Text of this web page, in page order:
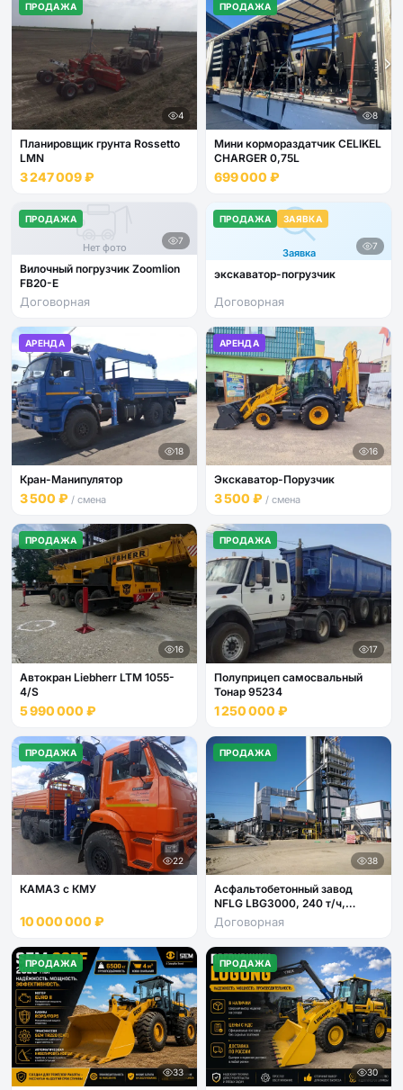
ПРОДАЖА
4
Планировщик грунта Rossetto
LMN
3 247 009 ₽
ПРОДАЖА
8
Мини кормораздатчик CELIKEL
CHARGER 0,75L
699 000 ₽
Нет фото
ПРОДАЖА
7
Вилочный погрузчик Zoomlion
FB20-E
Договорная
Заявка
ПРОДАЖА ЗАЯВКА
7
экскаватор-погрузчик
Договорная
АРЕНДА
18
Кран-Манипулятор
3 500 ₽ / смена
АРЕНДА
16
Экскаватор-Порузчик
3 500 ₽ / смена
ПРОДАЖА
16
Автокран Liebherr LTM 1055-
4/S
5 990 000 ₽
ПРОДАЖА
17
Полуприцеп самосвальный
Тонар 95234
1 250 000 ₽
ПРОДАЖА
22
КАМАЗ с КМУ
10 000 000 ₽
ПРОДАЖА
38
Асфальтобетонный завод
NFLG LBG3000, 240 т/ч,
смеситель 3000кг, 6 фракций
(новый)
Договорная
ПРОДАЖА
33
ПРОДАЖА
30